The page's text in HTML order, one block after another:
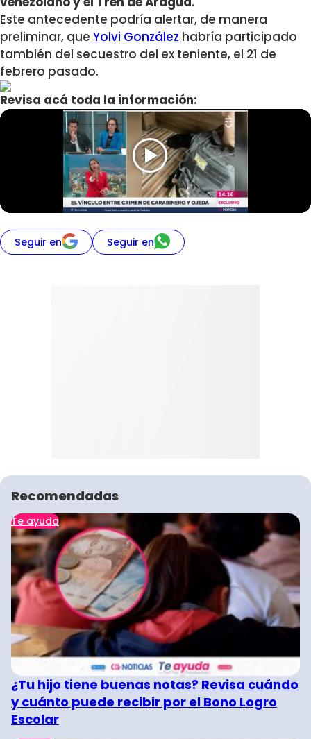
Este antecedente podría alertar, de manera
preliminar, que Yolvi González habría participado
también del secuestro del ex teniente, el 21 de
febrero pasado.
Revisa acá toda la información:
Seguir en Seguir en
Recomendadas
Te ayuda
¿Tu hijo tiene buenas notas? Revisa cuándo
y cuánto puede recibir por el Bono Logro
Escolar